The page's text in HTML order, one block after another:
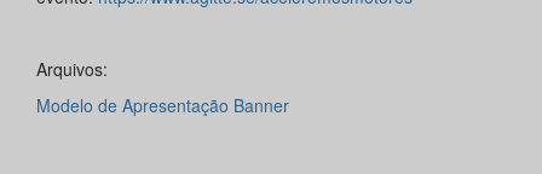
Arquivos:
Modelo de Apresentação Banner